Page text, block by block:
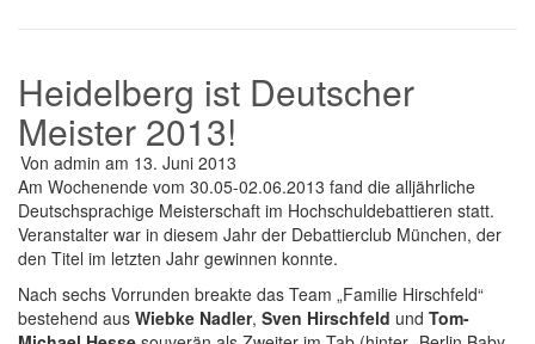
Heidelberg ist Deutscher
Meister 2013!
Von admin am 13. Juni 2013
Am Wochenende vom 30.05-02.06.2013 fand die alljährliche
Deutschsprachige Meisterschaft im Hochschuldebattieren statt.
Veranstalter war in diesem Jahr der Debattierclub München, der
den Titel im letzten Jahr gewinnen konnte.
Nach sechs Vorrunden breakte das Team „Familie Hirschfeld“
bestehend aus Wiebke Nadler, Sven Hirschfeld und Tom-